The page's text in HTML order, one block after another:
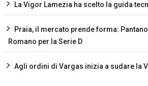
La Vigor Lamezia ha scelto la guida
Praia, il mercato prende forma:
Romano per la Serie D
Agli ordini di Vargas inizia a sudare la